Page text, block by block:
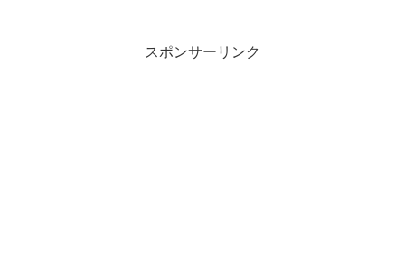
スポンサーリンク